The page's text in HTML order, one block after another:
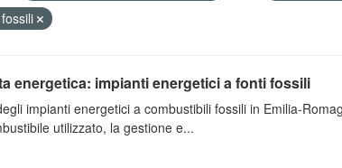
energetica: impianti energetici a fonti fossili
impianti energetici a combustibili fossili in Emilia-
utilizzato, la gestione e...